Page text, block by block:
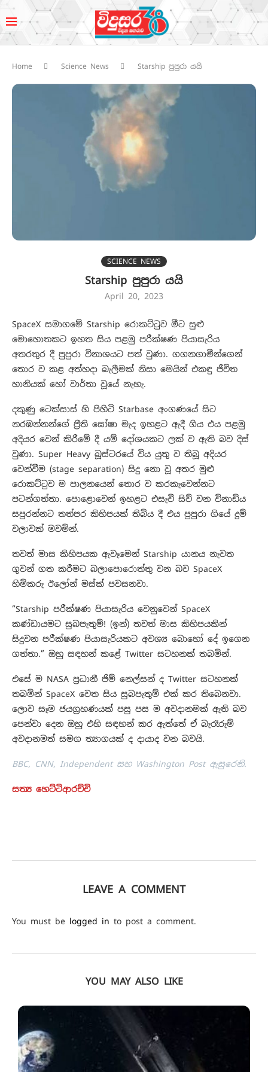
Home Science News Starship පුපුරා යයි
SCIENCE NEWS
Starship පුපුරා යයි
April 20, 2023
SpaceX සමාගමේ Starship රොකට්ටුව මීට සුළු
මොහොතකට ඉහත සිය පළමු පරීක්ෂණ පියාසැරිය
අතරතුර දී පුපුරා විනාශයට පත් වුණා. ගගනගාමීන්ගෙන්
තොර ව කළ අත්හදා බැලීමක් නිසා මෙයින් එකඳු ජීවිත
හානියක් හෝ වාර්තා වූයේ නැහැ.
දකුණු ටෙක්සාස් හි පිහිටි Starbase අංගණයේ සිට
නරඹන්නන්ගේ ප්‍රීති ඝෝෂා මැද ඉහළට ඇදී ගිය එය පළමු
අදියර වෙන් කිරීමේ දී යම් දෝශයකට ලක් ව ඇති බව දිස්
වුණා. Super Heavy බූස්ටරයේ විය යුතු ව තිබූ අදියර
වෙන්වීම (stage separation) සිදු නො වූ අතර මුළු
රොකට්ටුව ම පාලනයෙන් තොර ව කරකැවෙන්නට
පටන්ගත්තා. පොළොවෙන් ඉහළට එසැවී සිව් වන විනාඩිය
සපුරන්නට තත්පර කිහිපයක් තිබිය දී එය පුපුරා ගියේ දුම්
වලාවක් මවමින්.
තවත් මාස කිහිපයක ඇවෑමෙන් Starship යානය නැවත
ගුවන් ගත කරීමට බලාපොරොත්තු වන බව SpaceX
හිමිකරු ඊලෝන් මස්ක් පවසනවා.
“Starship පරීක්ෂණ පියාසැරිය වෙනුවෙන් SpaceX
කණ්ඩායමට සුබපැතුම්! (ඉන්) තවත් මාස කිහිපයකින්
සිදුවන පරීක්ෂණ පියාසැරියකට අවශ්‍ය බොහෝ දේ ඉගෙන
ගත්තා.” ඔහු සඳහන් කළේ Twitter සටහනක් තබමින්.
එසේ ම NASA ප්‍රධානී ජිම් නෙල්සන් ද Twitter සටහනක්
තබමින් SpaceX වෙත සිය සුබපැතුම් එක් කර තිබෙනවා.
ලොව සෑම ජයග්‍රහණයක් පසු පස ම අවදානමක් ඇති බව
පෙන්වා දෙන ඔහු එහි සඳහන් කර ඇත්තේ ඒ බැරෑරුම්
අවදානමත් සමග ත්‍යාගයක් ද දායාද වන බවයි.
BBC, CNN, Independent සහ Washington Post ඇසුරෙනි.
සත්‍ය හෙට්ටිආරච්චි
LEAVE A COMMENT
You must be logged in to post a comment.
YOU MAY ALSO LIKE